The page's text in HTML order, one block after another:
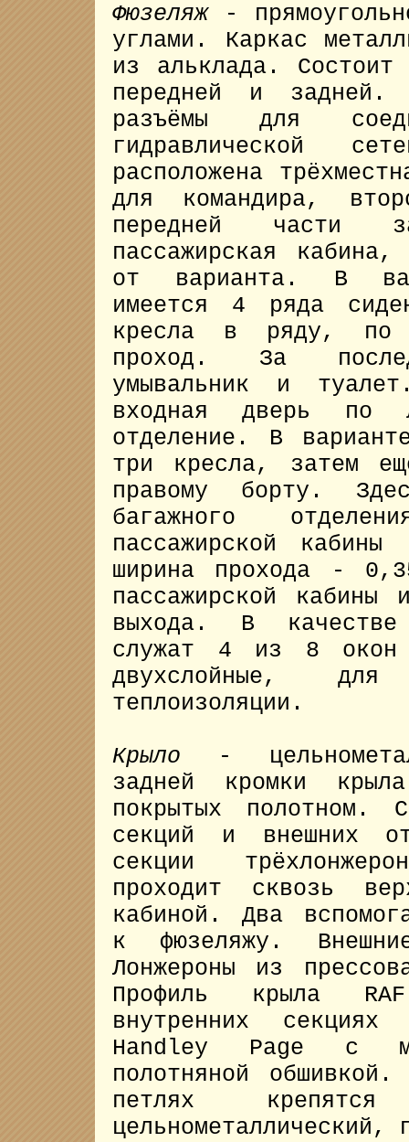
Фюзеляж-
углами. Каркас
из альклада.
передней и задней.
разъёмы для
гидравлической
расположена
для командира,
передней части
пассажирская
от варианта. В
имеется 4 ряда
кресла в ряду, по
проход. За
умывальник и
входная дверь по
отделение. В
три кресла, затем
правому борту.
багажного
пассажирской
ширина прохода -
пассажирской кабины
выхода. В качестве
служат 4 из 8 окон
двухслойные,
теплоизоляции.
Крыло -
задней кромки
покрытых полотном.
секций и внешних
секции
проходит сквозь
кабиной. Два
к фюзеляжу.
Лонжероны из
Профиль крыла
внутренних
Handley Page с
полотняной
петлях
цельнометаллический,